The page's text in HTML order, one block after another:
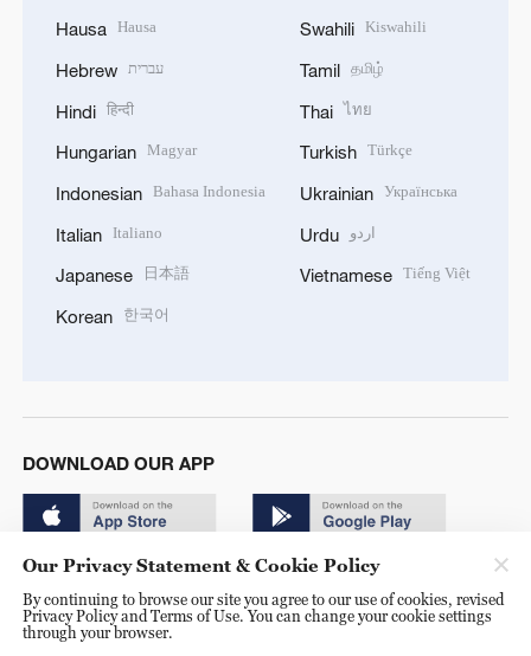
Hausa Hausa
Hebrew עברית
Hindi हिन्दी
Hungarian Magyar
Indonesian Bahasa Indonesia
Italian Italiano
Japanese 日本語
Korean 한국어
Swahili Kiswahili
Tamil தமிழ்
Thai ไทย
Turkish Türkçe
Ukrainian Українська
Urdu اردو
Vietnamese Tiếng Việt
DOWNLOAD OUR APP
© China Radio International.CRI. All Rights Reserved. 16A
Our Privacy Statement & Cookie Policy
By continuing to browse our site you agree to our use of cookies, revised
Privacy Policy and Terms of Use. You can change your cookie settings
through your browser.